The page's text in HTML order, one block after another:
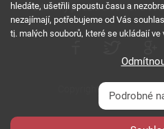
Podmínky použití a ochrana
Copyright © 2000 - 2026
Všechna práva
hledáte, ušetřili spoustu času a
nezajímají, potřebujeme od Vás
tj. malých souborů, které se ukládají ve
Podrobné